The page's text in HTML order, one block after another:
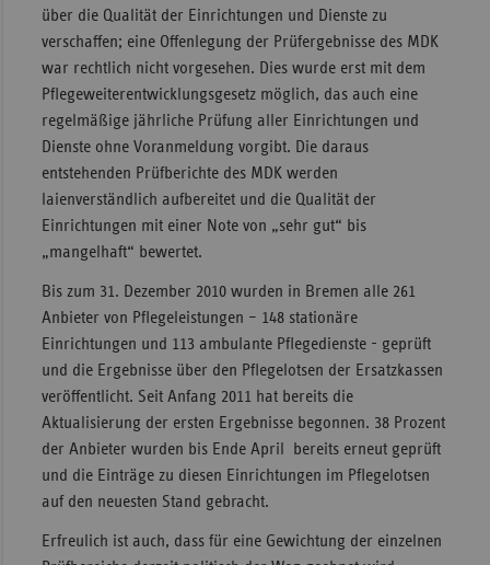
über die Qualität der Einrichtungen und Dienste zu
verschaffen; eine Offenlegung der Prüfergebnisse des MDK
war rechtlich nicht vorgesehen. Dies wurde erst mit dem
Pflegeweiterentwicklungsgesetz möglich, das auch eine
regelmäßige jährliche Prüfung aller Einrichtungen und
Dienste ohne Voranmeldung vorgibt. Die daraus
entstehenden Prüfberichte des MDK werden
laienverständlich aufbereitet und die Qualität der
Einrichtungen mit einer Note von „sehr gut“ bis
„mangelhaft“ bewertet.
Bis zum 31. Dezember 2010 wurden in Bremen alle 261
Anbieter von Pflegeleistungen – 148 stationäre
Einrichtungen und 113 ambulante Pflegedienste - geprüft
und die Ergebnisse über den Pflegelotsen der Ersatzkassen
veröffentlicht. Seit Anfang 2011 hat bereits die
Aktualisierung der ersten Ergebnisse begonnen. 38 Prozent
der Anbieter wurden bis Ende April bereits erneut geprüft
und die Einträge zu diesen Einrichtungen im Pflegelotsen
auf den neuesten Stand gebracht.
Erfreulich ist auch, dass für eine Gewichtung der einzelnen